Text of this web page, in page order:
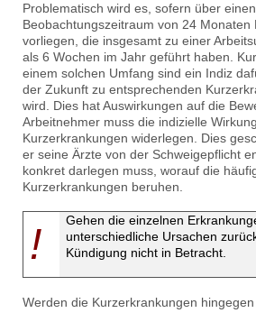
Problematisch wird es, sofern über einen
Beobachtungszeitraum von 24 Monaten
vorliegen, die insgesamt zu einer
als 6 Wochen im Jahr geführt haben.
einem solchen Umfang sind ein Indiz
der Zukunft zu entsprechenden
wird. Dies hat Auswirkungen auf die
Arbeitnehmer muss die indizielle
Kurzerkrankungen widerlegen. Dies
er seine Ärzte von der Schweigepflicht
konkret darlegen muss, worauf die
Kurzerkrankungen beruhen.
!
Gehen die einzelnen
unterschiedliche Ursachen
Kündigung nicht in Betracht.
Werden die Kurzerkrankungen